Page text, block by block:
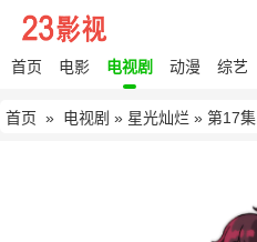
首页 电影 电视剧 动漫 综艺
首页 » 电视剧 » 星光灿烂 » 第17集